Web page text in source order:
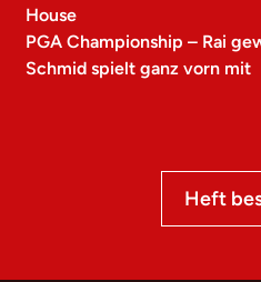
House
PGA Championship – Rai
Schmid spielt ganz vorn mit
Heft